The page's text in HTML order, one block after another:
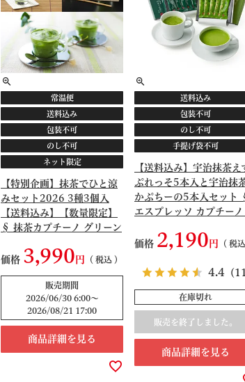
常温便
送料込み
包装不可
のし不可
ネット限定
【特別企画】抹茶でひと涼
みセット2026 3種3個入
【送料込み】【数量限定】
§ 抹茶カプチーノ グリーン
加糖 S99075373
価格 3,990 税込
販売期間
2026/06/30 6:00〜
2026/08/21 17:00
商品詳細を見る
送料込み
包装不可
のし不可
手提げ袋不可
【送料込み】宇治抹茶え
ぷれっそ5本入と宇治抹
かぷちーの5本入セット
エスプレッソ カプチー
価格 2,190 税込
4.4 （
在庫切れ
販売を終了しました。
商品詳細を見る